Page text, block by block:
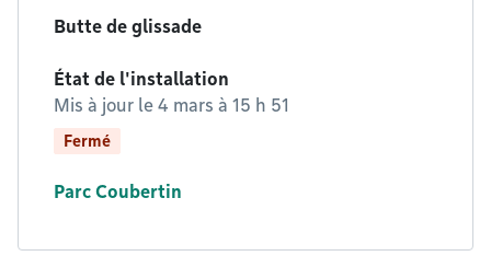
Butte de glissade
État de l'installation
Mis à jour le 4 mars à 15 h 51
Fermé
Parc Coubertin